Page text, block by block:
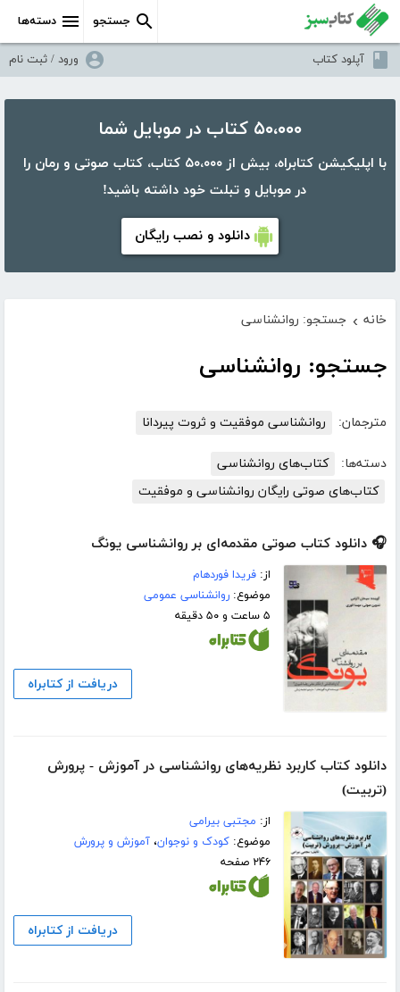
دسته‌ها جستجو
آپلود کتاب ورود / ثبت نام
۵۰،۰۰۰ کتاب در موبایل شما
با اپلیکیشن کتابراه، بیش از ۵۰،۰۰۰ کتاب، کتاب صوتی و رمان را
در موبایل و تبلت خود داشته باشید!
دانلود و نصب رایگان
خانه › جستجو: روانشناسی
جستجو: روانشناسی
مترجمان: روانشناسی موفقیت و ثروت پیردانا
دسته‌ها:
کتاب‌های روانشناسی
کتاب‌های صوتی رایگان روانشناسی و موفقیت
🎧 دانلود کتاب صوتی مقدمه‌ای بر روانشناسی یونگ
از:فریدا فوردهام
موضوع:روانشناسی عمومی
۵ ساعت و ۵۰ دقیقه
دریافت از کتابراه
دانلود کتاب کاربرد نظریه‌های روانشناسی در آموزش - پرورش
(تربیت)
از: مجتبی بیرامی
موضوع:کودک و نوجوان،آموزش و پرورش
۲۴۶ صفحه
دریافت از کتابراه